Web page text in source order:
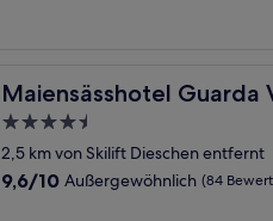
Maiensässhotel Guarda
Maiensässhotel Guarda Val
4.5-
Sterne-
Unterkunft
2,5 km von Skilift Dieschen entfernt
9.6
9,6/10 Außergewöhnlich (84